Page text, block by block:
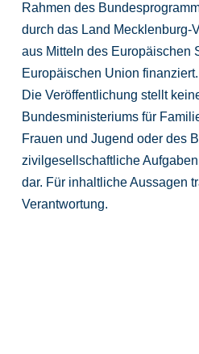
Rahmen des
durch das Land Mecklenburg-
aus Mitteln des Europäischen
Europäischen Union finanziert.
Die Veröffentlichung stellt
Bundesministeriums für
Frauen und Jugend oder des
zivilgesellschaftliche Aufgaben
dar. Für inhaltliche Aussagen
Verantwortung.